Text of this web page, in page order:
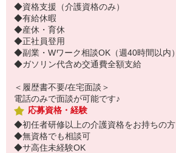
◆資格支援（介護資格のみ）
◆有給休暇
◆産休・育休
◆正社員登用
◆副業・Wワーク相談OK（週40時間以内）
◆ガソリン代含め交通費全額支給
＜履歴書不要/在宅面談＞
電話のみで面談が可能です♪
応募資格・経験
◆初任者研修以上の介護資格をお持ちの方
◆無資格でも相談可
◆サ高住未経験OK